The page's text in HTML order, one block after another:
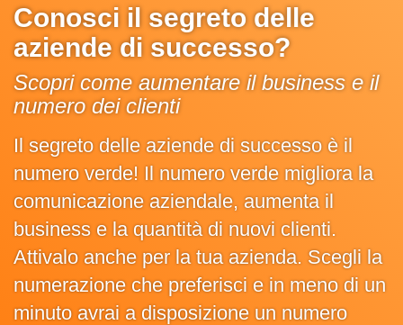
Conosci il segreto delle
aziende di successo?
Scopri come aumentare il business e il
numero dei clienti
Il segreto delle aziende di successo è il
numero verde! Il numero verde migliora la
comunicazione aziendale, aumenta il
business e la quantità di nuovi clienti.
Attivalo anche per la tua azienda. Scegli la
numerazione che preferisci e in meno di un
minuto avrai a disposizione un numero